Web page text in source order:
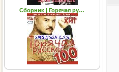
Сборник | Горячая ру…